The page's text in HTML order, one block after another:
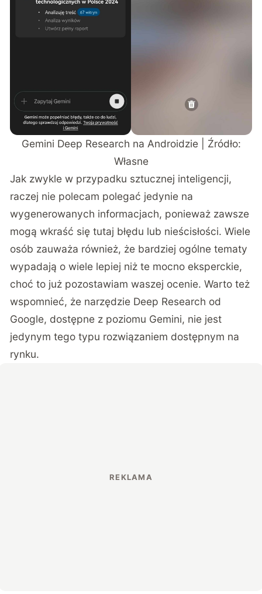
Gemini Deep Research na Androidzie | Źródło:
Własne
Jak zwykle w przypadku sztucznej inteligencji,
raczej nie polecam polegać jedynie na
wygenerowanych informacjach, ponieważ zawsze
mogą wkraść się tutaj błędu lub nieścisłości. Wiele
osób zauważa również, że bardziej ogólne tematy
wypadają o wiele lepiej niż te mocno eksperckie,
choć to już pozostawiam waszej ocenie. Warto też
wspomnieć, że narzędzie Deep Research od
Google, dostępne z poziomu Gemini, nie jest
jedynym tego typu rozwiązaniem dostępnym na
rynku.